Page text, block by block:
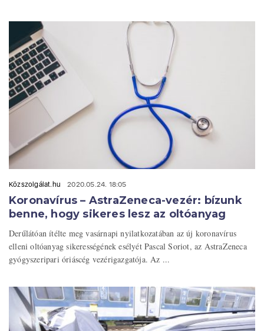
Közszolgálat.hu 2020.05.24. 18:05
Koronavírus – AstraZeneca-vezér: bízunk
benne, hogy sikeres lesz az oltóanyag
Derűlátóan ítélte meg vasárnapi nyilatkozatában az új koronavírus
elleni oltóanyag sikerességének esélyét Pascal Soriot, az AstraZeneca
gyógyszeripari óriáscég vezérigazgatója. Az ...